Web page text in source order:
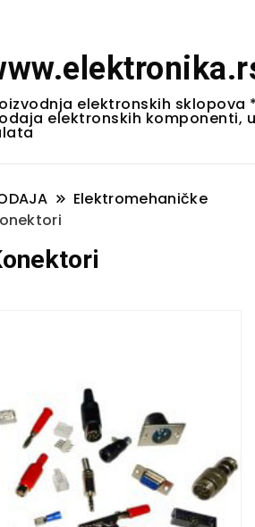
elektronskih sklopova
elektronskih komponenti,
Elektromehaničke